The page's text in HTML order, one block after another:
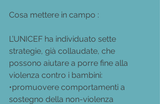
Cosa mettere in campo :
L’UNICEF ha individuato sette
strategie, già collaudate, che
possono aiutare a porre fine alla
violenza contro i bambini:
•promuovere comportamenti a
sostegno della non-violenza